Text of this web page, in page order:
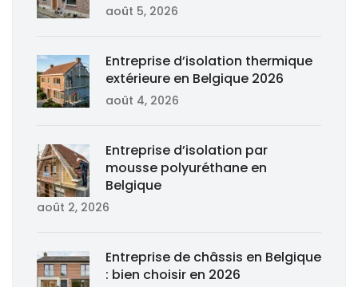
août 5, 2026
Entreprise d’isolation thermique
extérieure en Belgique 2026
août 4, 2026
Entreprise d’isolation par
mousse polyuréthane en
Belgique
août 2, 2026
Entreprise de châssis en Belgique
: bien choisir en 2026